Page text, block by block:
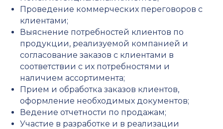
АКЦИИ
КОНТАКТЫ
Проведение коммерческих переговоров с
клиентами;
Выяснение потребностей клиентов по
продукции, реализуемой компанией и
согласование заказов с клиентами в
соответствии с их потребностями и
наличием ассортимента;
Прием и обработка заказов клиентов,
оформление необходимых документов;
Ведение отчетности по продажам;
Участие в разработке и в реализации